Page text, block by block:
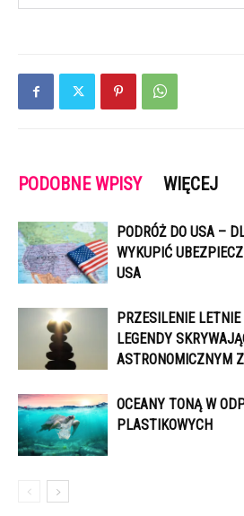
PODOBNE WPISY WIĘCEJ
PODRÓŻ DO USA –
WYKUPIĆ
USA
PRZESILENIE LETNIE
LEGENDY
ASTRONOMICZNYM
OCEANY TONĄ W
PLASTIKOWYCH